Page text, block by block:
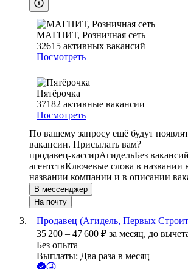
МАГНИТ, Розничная сеть
32615 активных вакансий
Посмотреть
Пятёрочка
37182 активные вакансии
Посмотреть
По вашему запросу ещё будут
вакансии. Присылать вам?
продавец-кассирАгидельБез
агентствКлючевые слова в названии
названии компании и в описании
В мессенджер
На почту
Продавец (Агидель, Первых
35 200 – 47 600 ₽ за месяц, до
Без опыта
Выплаты: Два раза в месяц